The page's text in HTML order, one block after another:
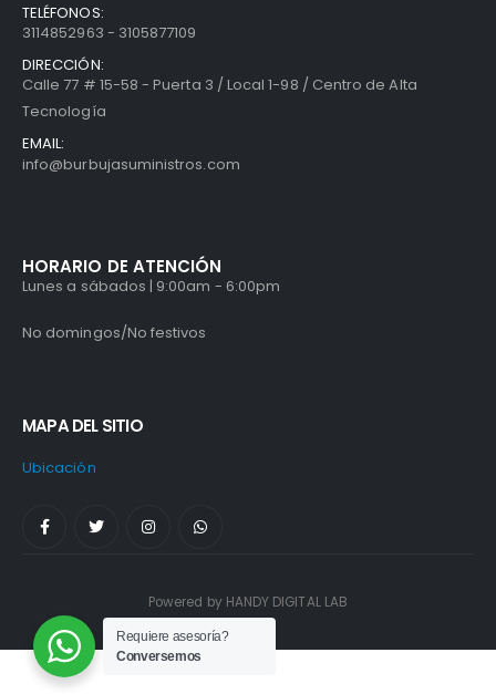
TELÉFONOS:
3114852963 - 3105877109
DIRECCIÓN:
Calle 77 # 15-58 - Puerta 3 / Local 1-98 / Centro de Alta
Tecnología
EMAIL:
info@burbujasuministros.com
HORARIO DE ATENCIÓN
Lunes a sábados | 9:00am - 6:00pm
No domingos/No festivos
MAPA DEL SITIO
Ubicación
Powered by HANDY DIGITAL LAB
Requiere asesoría?
Conversemos